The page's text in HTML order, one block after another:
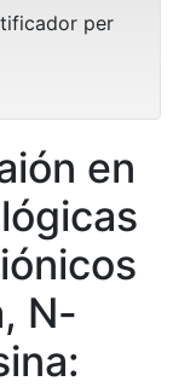
per
en
N-